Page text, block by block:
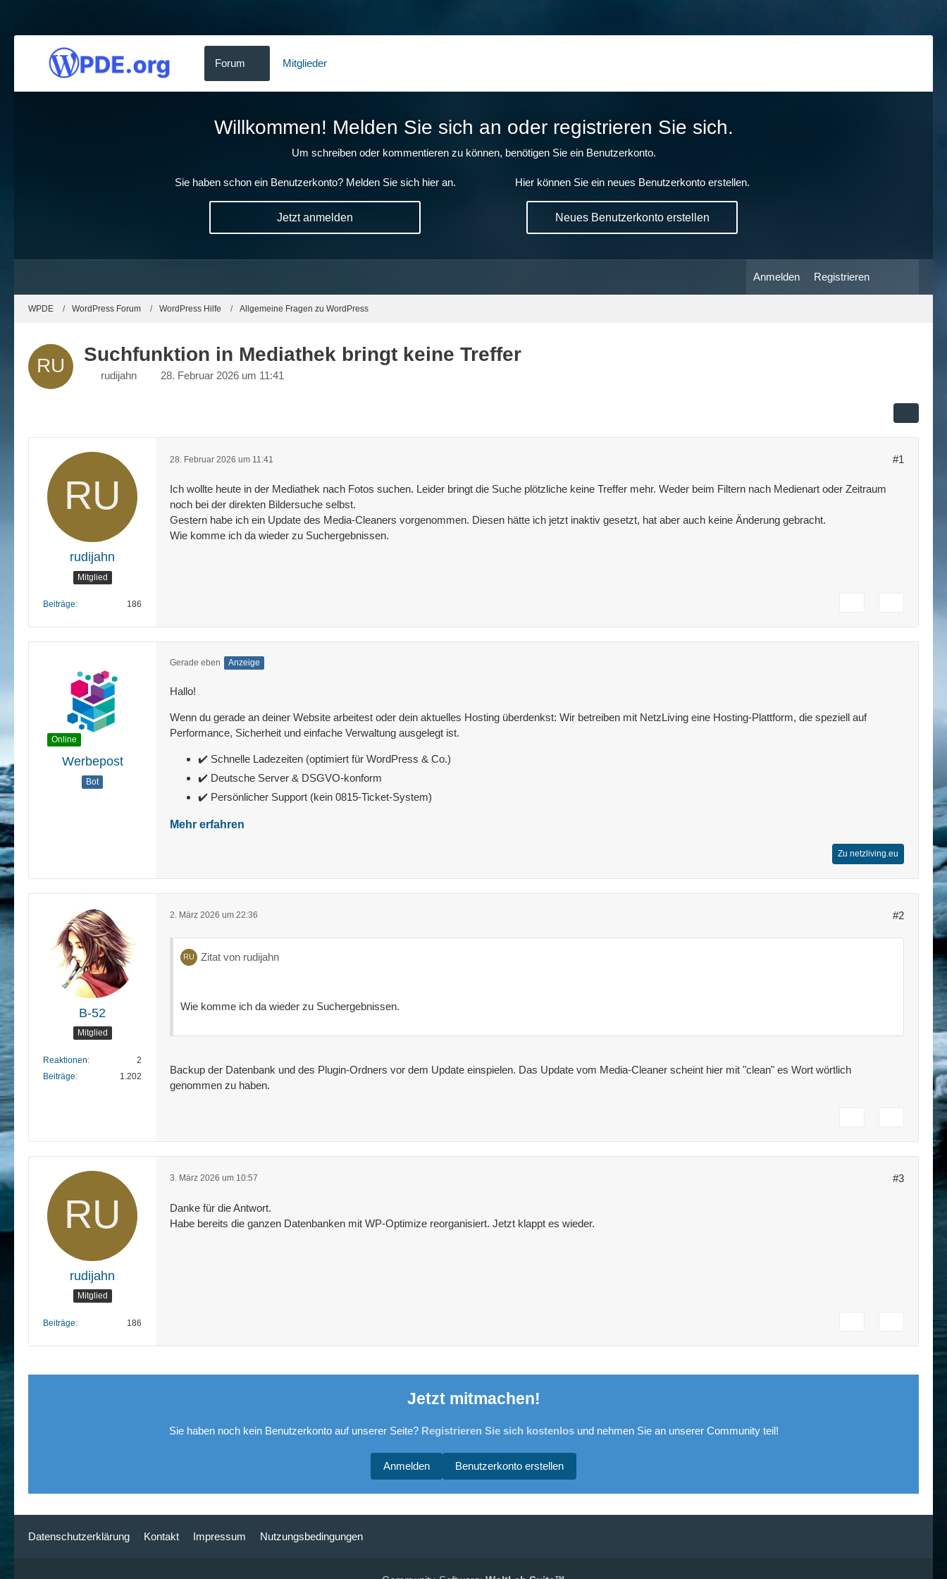
Forum Mitglieder
Willkommen! Melden Sie sich an oder registrieren Sie sich.
Um schreiben oder kommentieren zu können, benötigen Sie ein Benutzerkonto.
Sie haben schon ein Benutzerkonto? Melden Sie sich hier an.
Jetzt anmelden
Hier können Sie ein neues Benutzerkonto erstellen.
Neues Benutzerkonto erstellen
Anmelden Registrieren
WPDE WordPress Forum WordPress Hilfe Allgemeine Fragen zu WordPress
Suchfunktion in Mediathek bringt keine Treffer
rudijahn 28. Februar 2026 um 11:41
rudijahn
Mitglied
Beiträge 186
28. Februar 2026 um 11:41 #1
Ich wollte heute in der Mediathek nach Fotos suchen. Leider bringt die Suche plötzliche keine Treffer mehr. Weder beim Filtern nach Medienart oder Zeitraum
noch bei der direkten Bildersuche selbst.
Gestern habe ich ein Update des Media-Cleaners vorgenommen. Diesen hätte ich jetzt inaktiv gesetzt, hat aber auch keine Änderung gebracht.
Wie komme ich da wieder zu Suchergebnissen.
Online
Werbepost
Bot
Gerade eben Anzeige
Hallo!
Wenn du gerade an deiner Website arbeitest oder dein aktuelles Hosting überdenkst: Wir betreiben mit NetzLiving eine Hosting-Plattform, die speziell auf
Performance, Sicherheit und einfache Verwaltung ausgelegt ist.
✔️ Schnelle Ladezeiten (optimiert für WordPress & Co.)
✔️ Deutsche Server & DSGVO-konform
✔️ Persönlicher Support (kein 0815-Ticket-System)
Mehr erfahren
Zu netzliving.eu
B-52
Mitglied
Reaktionen
2
Beiträge
1.202
2. März 2026 um 22:36 #2
Zitat von rudijahn
Wie komme ich da wieder zu Suchergebnissen.
Backup der Datenbank und des Plugin-Ordners vor dem Update einspielen. Das Update vom Media-Cleaner scheint hier mit "clean" es Wort wörtlich
genommen zu haben.
rudijahn
Mitglied
Beiträge 186
3. März 2026 um 10:57 #3
Danke für die Antwort.
Habe bereits die ganzen Datenbanken mit WP-Optimize reorganisiert. Jetzt klappt es wieder.
Jetzt mitmachen!
Sie haben noch kein Benutzerkonto auf unserer Seite? Registrieren Sie sich kostenlosund nehmen Sie an unserer Community teil!
Benutzerkonto erstellen
Anmelden
Datenschutzerklärung Kontakt Impressum Nutzungsbedingungen